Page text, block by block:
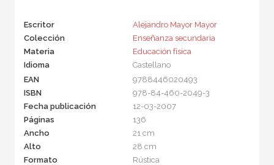
Escritor
Alejandro Mayor Mayor
Colección
Enseñanza secundaria
Materia
Educación física
Idioma
Castellano
EAN
9788446020493
ISBN
978-84-460-2049-3
Fecha publicación
12-03-2007
Páginas
136
Ancho
21 cm
Alto
28 cm
Formato
Rústica